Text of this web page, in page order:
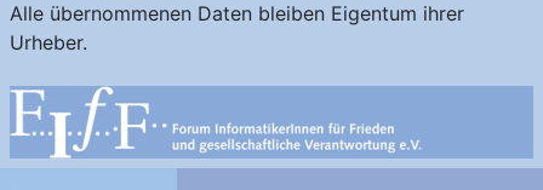
Alle übernommenen Daten bleiben Eigentum ihrer
Urheber.